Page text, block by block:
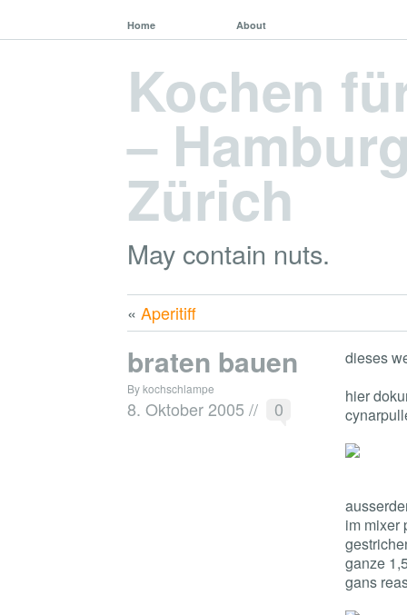
Home About
Kochen
–
Zürich
May contain nuts.
« Aperitiff
braten bauen
By kochschlampe
8. Oktober 2005 // 0
dieses
hier
im mixer
ganze
gans